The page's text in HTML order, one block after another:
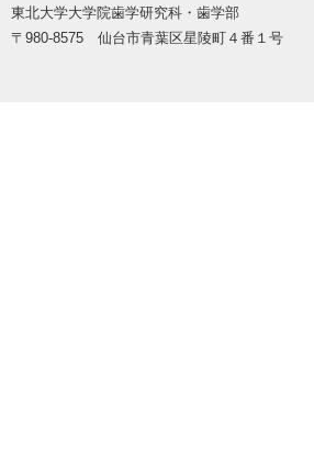
東北大学大学院歯学研究科・歯学部
〒980-8575 仙台市青葉区星陵町４番１号